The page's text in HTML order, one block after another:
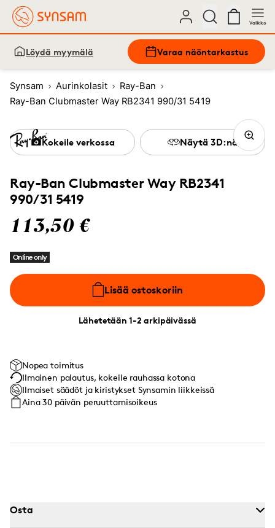
Valikko
Löydä myymälä Varaa näöntarkastus
Synsam Aurinkolasit
Ray-Ban
Ray-Ban Clubmaster Way RB2341 990/31 5419
Ray-Ban Clubmaster Way RB2341
990/31 5419
113,50 €
Online only
Lisää ostoskoriin
Lähetetään 1-2 arkipäivässä
Kokeile verkossa Näytä 3D:nä
Nopea toimitus
Ilmainen palautus, kokeile rauhassa kotona
Ilmaiset säädöt ja kiristykset Synsamin liikkeissä
Aina 30 päivän peruuttamisoikeus
Osta